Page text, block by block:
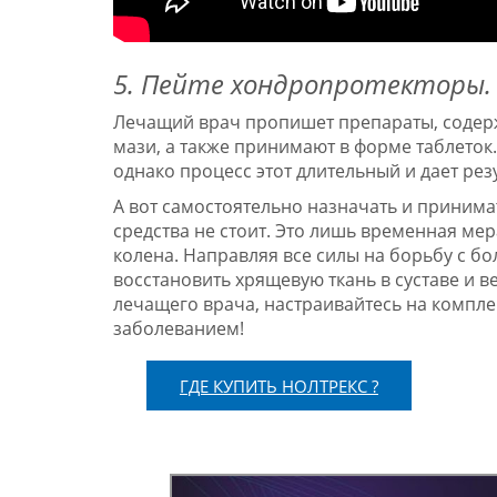
5. Пейте хондропротекторы.
Лечащий врач пропишет препараты,
мази, а также принимают в форме
однако процесс этот длительный и дает
А вот самостоятельно назначать и
средства не стоит. Это лишь временная
колена. Направляя все силы на борьбу с
восстановить хрящевую ткань в суставе
лечащего врача, настраивайтесь на
заболеванием!
ГДЕ КУПИТЬ НОЛТРЕКС ?